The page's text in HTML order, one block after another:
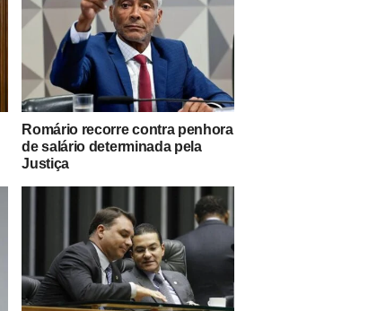
Romário recorre contra penhora
de salário determinada pela
Justiça